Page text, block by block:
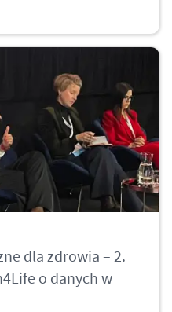
dla zdrowia – 2.
o danych w